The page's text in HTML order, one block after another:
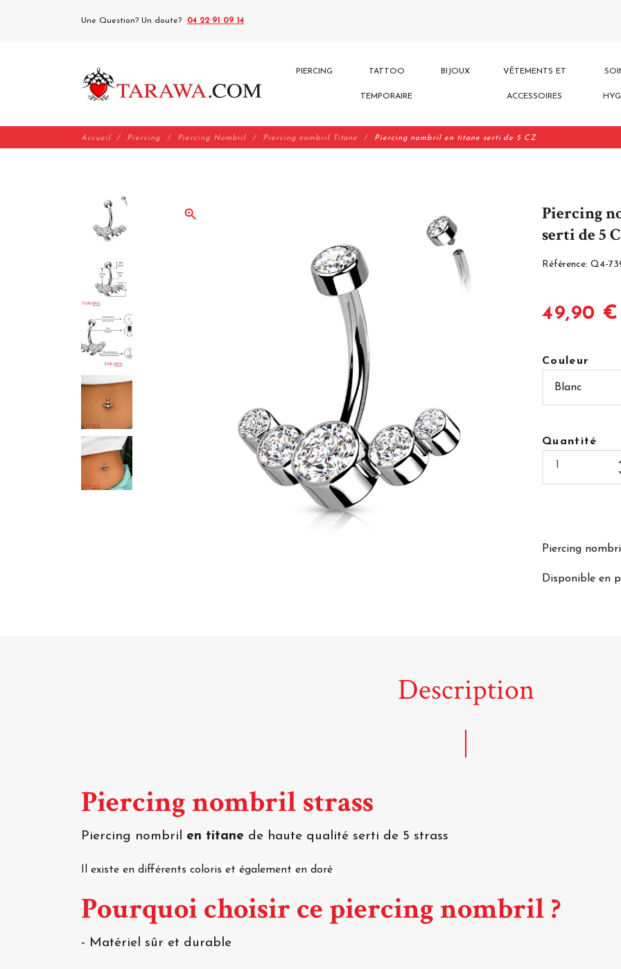
Une Question? Un doute? 04 22 91 09 14
PIERCING TATTOO
TEMPORAIRE
BIJOUX VÊTEMENTS ET
ACCESSOIRES
Accueil Piercing Piercing Nombril Piercing nombril Titane Piercing nombril en titane serti de 5 CZ
zoom_in
Piercing
serti de 5
Référence: Q4-
49,90 €
Couleur
Quantité
Piercing
Disponible en
Description
Piercing nombril strass
Piercing nombril en titane de haute qualité serti de 5 strass
Il existe en différents coloris et également en doré
Pourquoi choisir ce piercing nombril ?
- Matériel sûr et durable